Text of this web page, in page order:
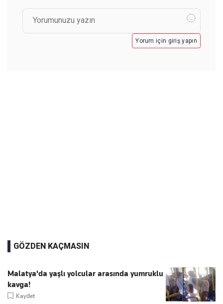
Yorum için giriş yapın
GÖZDEN KAÇMASIN
Malatya'da yaşlı yolcular arasında yumruklu
kavga!
Kaydet